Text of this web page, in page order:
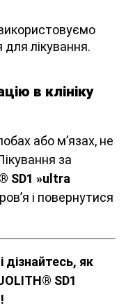
для лікування.
в клініку
або м’язах, не
за
SD1 »ultra
і повернутися
дізнайтесь, як
SD1